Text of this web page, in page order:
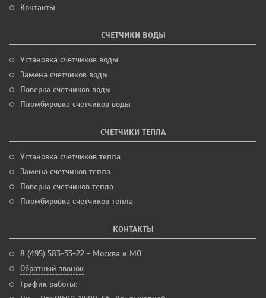
Контакты
СЧЕТЧИКИ ВОДЫ
Установка счетчиков воды
Замена счетчиков воды
Поверка счетчиков воды
Пломбировка счетчиков воды
СЧЕТЧИКИ ТЕПЛА
Установка счетчиков тепла
Замена счетчиков тепла
Поверка счетчиков тепла
Пломбировка счетчиков тепла
КОНТАКТЫ
8 (495) 583-33-22 - Москва и МО
Обратный звонок
График работы: